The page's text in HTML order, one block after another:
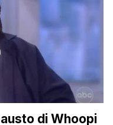
di Whoopi